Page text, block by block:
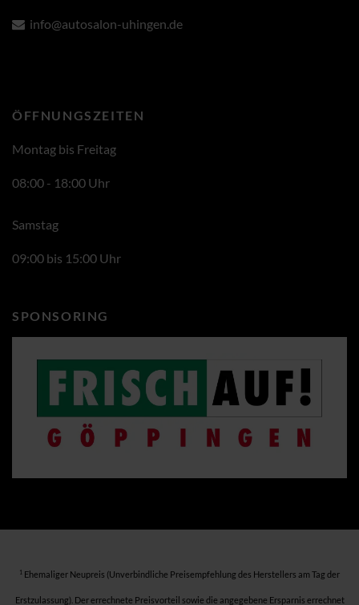
info@autosalon-uhingen.de
ÖFFNUNGSZEITEN
Montag bis Freitag
08:00 - 18:00 Uhr
Samstag
09:00 bis 15:00 Uhr
SPONSORING
1 Ehemaliger Neupreis (Unverbindliche Preisempfehlung des Herstellers am Tag der
Erstzulassung). Der errechnete Preisvorteil sowie die angegebene Ersparnis errechnet